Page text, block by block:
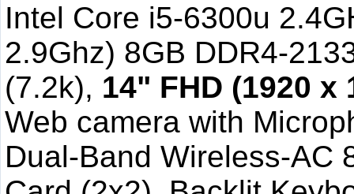
Intel Core i5-6300u
2.9Ghz) 8GB DDR4-
(7.2k), 14" FHD (1920
Web camera with
Dual-Band Wireless-AC